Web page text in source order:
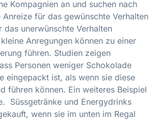
Kompagnien an und suchen nach
Anreize für das gewünschte Verhalten
das unerwünschte Verhalten
Anregungen können zu einer
führen. Studien zeigen
Personen weniger Schokolade
eingepackt ist, als wenn sie diese
führen können. Ein weiteres Beispiel
Süssgetränke und Energydrinks
wenn sie im unten im Regal